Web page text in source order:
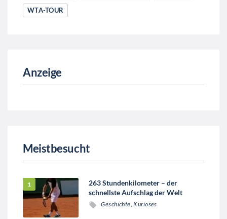
WTA-TOUR
Anzeige
Meistbesucht
263 Stundenkilometer – der
schnellste Aufschlag der Welt
Geschichte ,Kurioses